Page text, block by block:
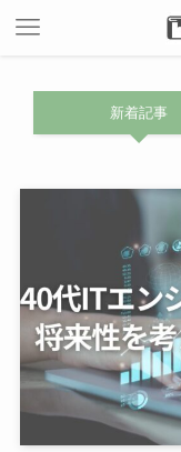
新着記事